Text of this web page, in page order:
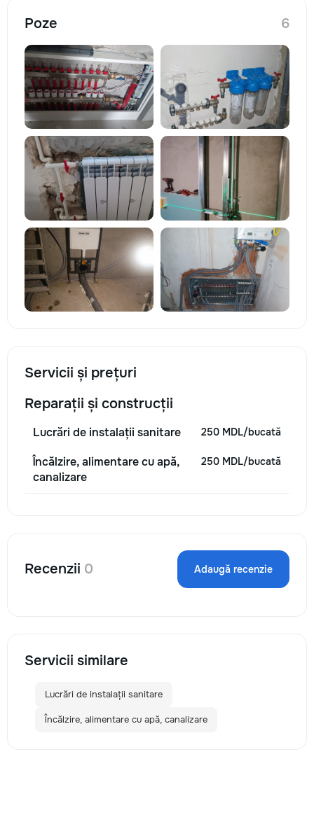
Poze 6
Servicii și prețuri
Reparații și construcții
Lucrări de instalații sanitare 250 MDL/bucată
Încălzire, alimentare cu apă,
canalizare
250 MDL/bucată
Recenzii 0 Adaugă recenzie
Servicii similare
Lucrări de instalații sanitare
Încălzire, alimentare cu apă, canalizare